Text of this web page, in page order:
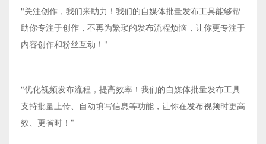
"关注创作，我们来助力！我们的自媒体批量发布工具能够帮
助你专注于创作，不再为繁琐的发布流程烦恼，让你更专注于
内容创作和粉丝互动！"
"优化视频发布流程，提高效率！我们的自媒体批量发布工具
支持批量上传、自动填写信息等功能，让你在发布视频时更高
效、更省时！"